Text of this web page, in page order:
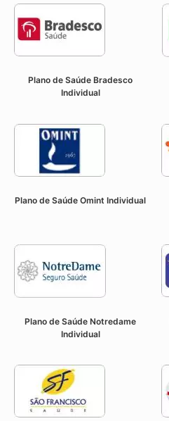
Plano de Saúde Bradesco
Individual
Plano de Saúde Omint Individual
Plano de Saúde Notredame
Individual